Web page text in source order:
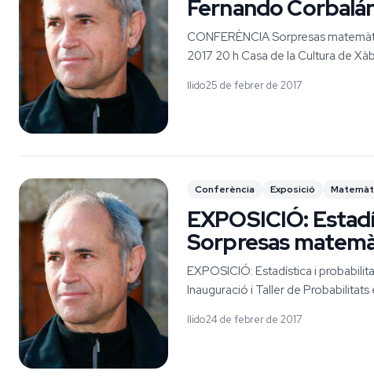
Fernando
CONFERÈNCIA Sorpresas
2017 20 h Casa de la Cultura de
llido25 de febrer de 2017
Conferència Exposició
EXPOSICIÓ:
Sorpresas
EXPOSICIÓ: Estadística i
Inauguració i Taller de Probabilitats
llido24 de febrer de 2017